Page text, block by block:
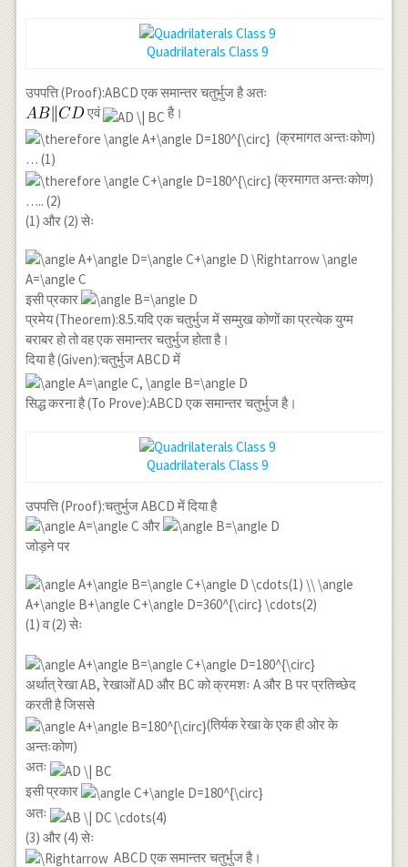
Quadrilaterals Class 9
उपपत्ति (Proof):ABCD एक समान्तर चतुर्भुज है अतः
एवं
है।
(क्रमागत अन्तःकोण)
… (1)
(क्रमागत अन्तःकोण)
….. (2)
(1) और (2) सेः
इसी प्रकार
प्रमेय (Theorem):8.5.यदि एक चतुर्भुज में सम्मुख कोणों का प्रत्येक युग्म
बराबर हो तो वह एक समान्तर चतुर्भुज होता है।
दिया है (Given):चतुर्भुज ABCD में
सिद्ध करना है (To Prove):ABCD एक समान्तर चतुर्भुज है।
Quadrilaterals Class 9
उपपत्ति (Proof):चतुर्भुज ABCD में दिया है
और
जोड़ने पर
(1) व (2) सेः
अर्थात् रेखा AB, रेखाओं AD और BC को क्रमशः A और B पर प्रतिच्छेद
करती है जिससे
(तिर्यक रेखा के एक ही ओर के
अन्तःकोण)
अतः
इसी प्रकार
अतः
(3) और (4) सेः
ABCD एक समान्तर चतुर्भुज है।